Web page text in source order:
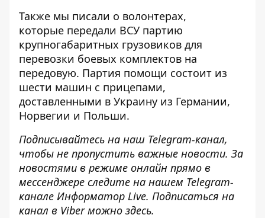
Также мы писали о волонтерах,
которые передали ВСУ партию
крупногабаритных грузовиков для
перевозки боевых комплектов на
передовую. Партия помощи состоит из
шести машин с прицепами,
доставленными в Украину из Германии,
Норвегии и Польши.
Подписывайтесь на наш Telegram-канал,
чтобы не пропустить важные новости. За
новостями в режиме онлайн прямо в
мессенджере следите на нашем Telegram-
канале Информатор Live. Подписаться на
канал в Viber можно здесь.